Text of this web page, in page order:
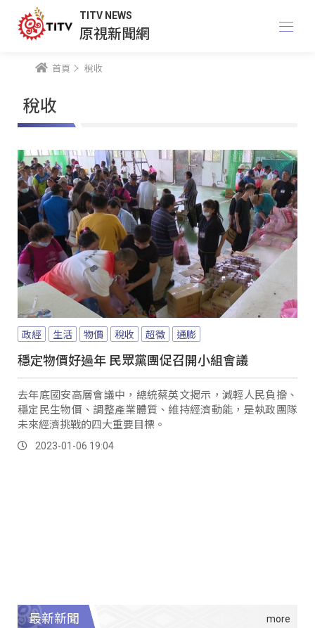
TITV NEWS
原視新聞網
首頁 稅收
稅收
政經 生活 物價 稅收 超徵 通膨
穩定物價好過年 民眾黨團促召開小組會議
去年底國安高層會議中，總統蔡英文揭示，減輕人民負擔、
穩定民生物價、調整產業體質、維持經濟動能，是執政團隊
未來經濟挑戰的四大重要目標。
2023-01-06 19:04
最新新聞